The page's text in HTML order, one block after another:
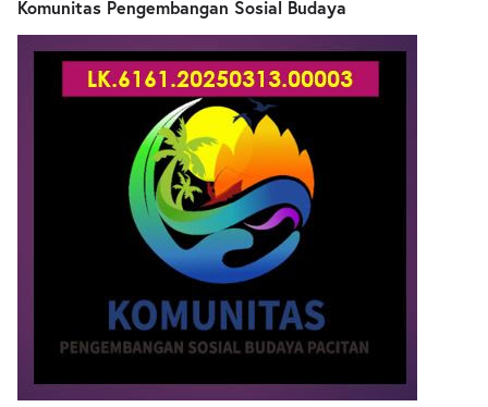
Komunitas Pengembangan Sosial Budaya